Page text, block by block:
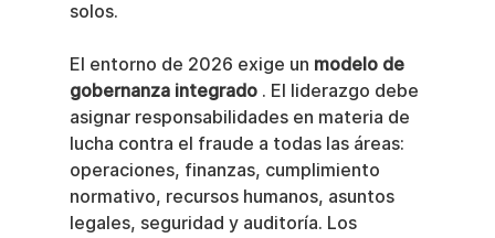
solos.
El entorno de 2026 exige un modelo de
gobernanza integrado . El liderazgo debe
asignar responsabilidades en materia de
lucha contra el fraude a todas las áreas:
operaciones, finanzas, cumplimiento
normativo, recursos humanos, asuntos
legales, seguridad y auditoría. Los